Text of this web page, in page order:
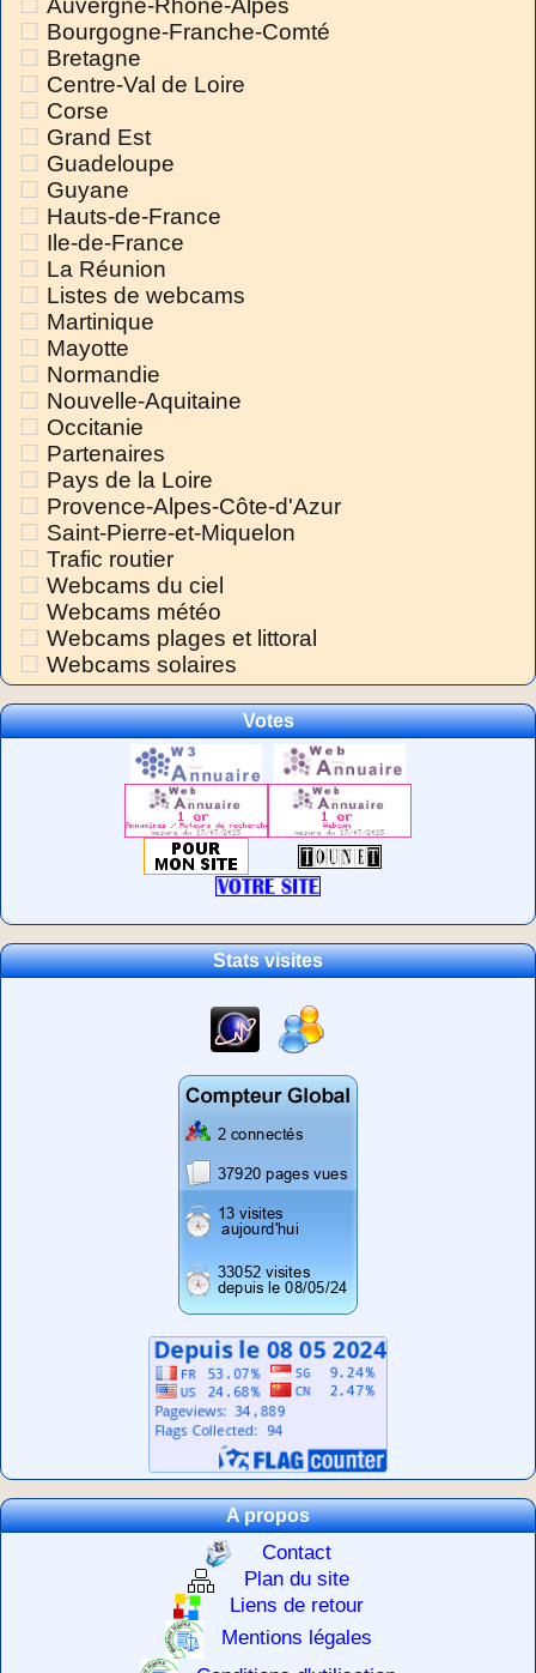
Auvergne-Rhône-Alpes
Bourgogne-Franche-Comté
Bretagne
Centre-Val de Loire
Corse
Grand Est
Guadeloupe
Guyane
Hauts-de-France
Ile-de-France
La Réunion
Listes de webcams
Martinique
Mayotte
Normandie
Nouvelle-Aquitaine
Occitanie
Partenaires
Pays de la Loire
Provence-Alpes-Côte-d'Azur
Saint-Pierre-et-Miquelon
Trafic routier
Webcams du ciel
Webcams météo
Webcams plages et littoral
Webcams solaires
Votes
Stats visites
A propos
Contact
Plan du site
Liens de retour
Mentions légales